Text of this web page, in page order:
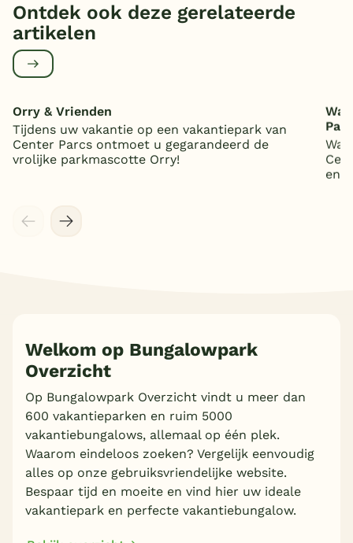
Ontdek ook deze gerelateerde
artikelen
Orry & Vrienden
Tijdens uw vakantie op een vakantiepark van
Center Parcs ontmoet u gegarandeerd de
vrolijke parkmascotte Orry!
Wat
en
Welkom op Bungalowpark
Overzicht
Op Bungalowpark Overzicht vindt u meer dan
600 vakantieparken en ruim 5000
vakantiebungalows, allemaal op één plek.
Waarom eindeloos zoeken? Vergelijk eenvoudig
alles op onze gebruiksvriendelijke website.
Bespaar tijd en moeite en vind hier uw ideale
vakantiepark en perfecte vakantiebungalow.